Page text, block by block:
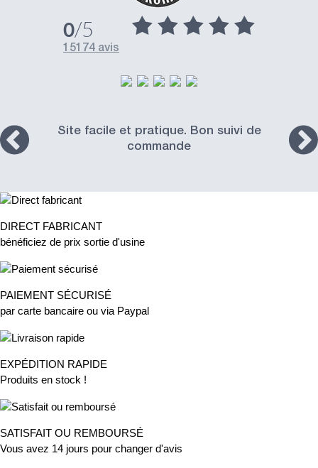
0/5
15174 avis
Site facile et pratique. Bon suivi de
commande
DIRECT FABRICANT
bénéficiez de prix sortie d'usine
PAIEMENT SÉCURISÉ
par carte bancaire ou via Paypal
EXPÉDITION RAPIDE
Produits en stock !
SATISFAIT OU REMBOURSÉ
Vous avez 14 jours pour changer d'avis